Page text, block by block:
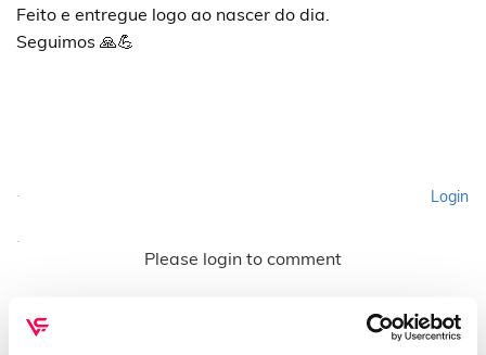
Feito e entregue logo ao nascer do dia.
Seguimos 🙏💪
Login
Please login to comment